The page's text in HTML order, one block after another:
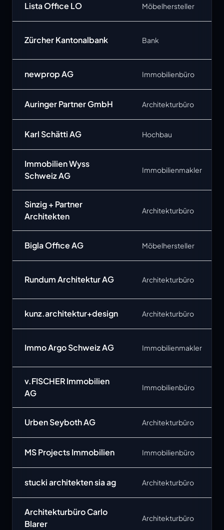
Lista Office LO Möbelhersteller
Zürcher Kantonalbank Bank
newprop AG Immobilienbüro
Auringer Partner GmbH Architekturbüro
Karl Schätti AG Hochbau
Immobilien Wyss
Schweiz AG
Immobilienmakler
Sinzig + Partner
Architekten
Architekturbüro
Bigla Office AG Möbelhersteller
Rundum Architektur AG Architekturbüro
kunz.architektur+design Architekturbüro
Immo Argo Schweiz AG Immobilienmakler
v.FISCHER Immobilien
AG
Immobilienbüro
Urben Seyboth AG Architekturbüro
MS Projects Immobilien Immobilienbüro
stucki architekten sia ag Architekturbüro
Architekturbüro Carlo
Blarer
Architekturbüro